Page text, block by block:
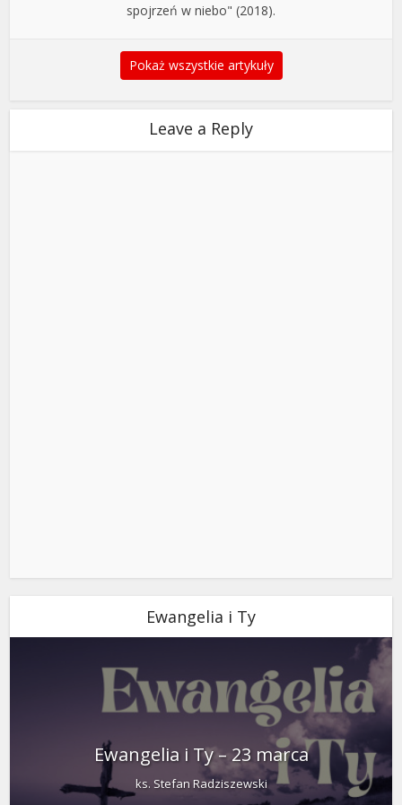
spojrzeń w niebo" (2018).
Pokaż wszystkie artykuły
Leave a Reply
Ewangelia i Ty
Ewangelia i Ty – 23 marca
ks. Stefan Radziszewski